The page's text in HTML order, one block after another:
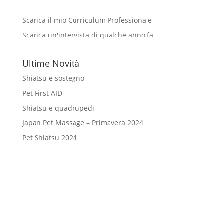
Scarica il mio Curriculum Professionale
Scarica un'intervista di qualche anno fa
Ultime Novità
Shiatsu e sostegno
Pet First AID
Shiatsu e quadrupedi
Japan Pet Massage – Primavera 2024
Pet Shiatsu 2024